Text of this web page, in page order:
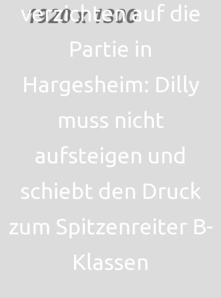
verzichten auf die
Partie in
Hargesheim: Dilly
muss nicht
aufsteigen und
schiebt den Druck
zum Spitzenreiter B-
Klassen